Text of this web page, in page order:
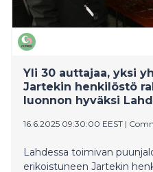
Yli 30 auttajaa, yksi
Jartekin henkilöstö
luonnon hyväksi
16.6.2025 09:30:00 EEST |
Lahdessa toimivan
erikoistuneen Jartekin